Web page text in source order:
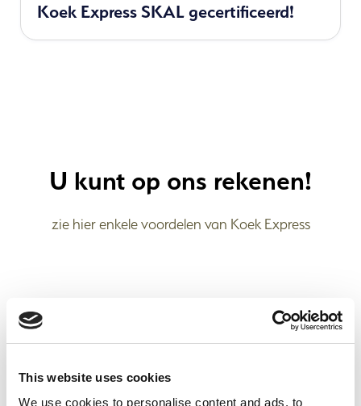
This website uses cookies
We use cookies to personalise content and ads, to
Koek Express SKAL gecertificeerd!
more
U kunt op ons rekenen!
zie hier enkele voordelen van Koek Express
Nederlandse Kwaliteit